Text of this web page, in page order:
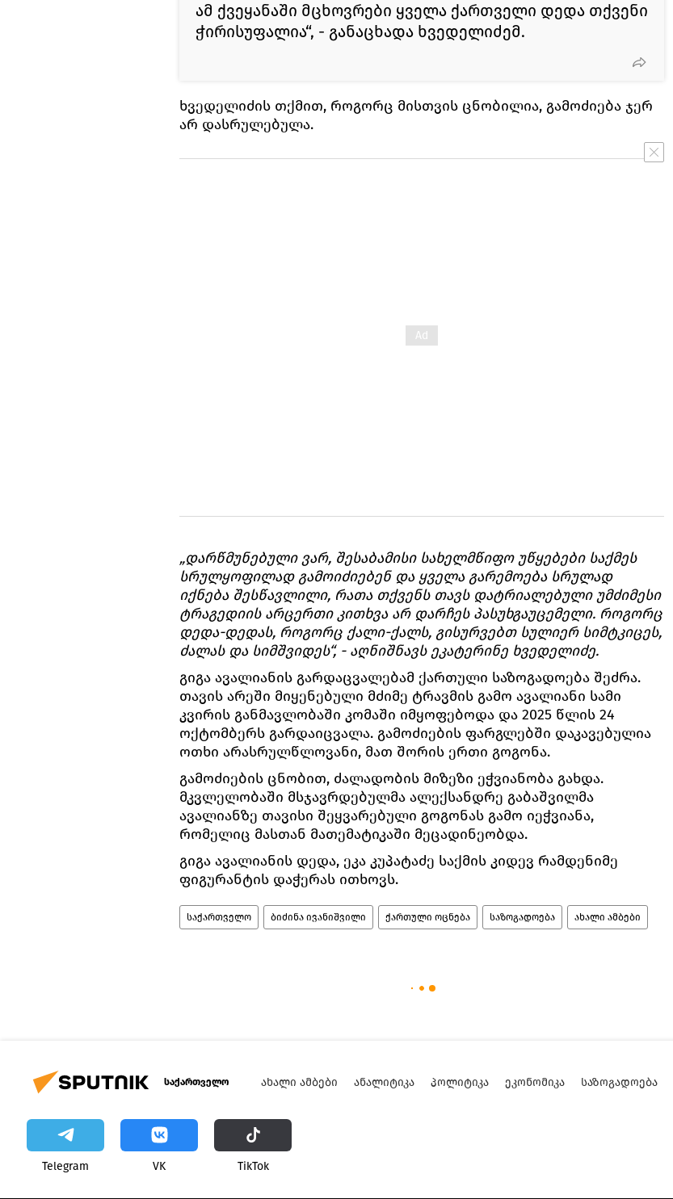
ამ ქვეყანაში მცხოვრები ყველა ქართველი დედა თქვენი
ჭირისუფალია“, - განაცხადა ხვედელიძემ.
ხვედელიძის თქმით, როგორც მისთვის ცნობილია, გამოძიება ჯერ
არ დასრულებულა.
„დარწმუნებული ვარ, შესაბამისი სახელმწიფო უწყებები საქმეს
სრულყოფილად გამოიძიებენ და ყველა გარემოება სრულად
იქნება შესწავლილი, რათა თქვენს თავს დატრიალებული უმძიმესი
ტრაგედიის არცერთი კითხვა არ დარჩეს პასუხგაუცემელი. როგორც
დედა-დედას, როგორც ქალი-ქალს, გისურვებთ სულიერ სიმტკიცეს,
ძალას და სიმშვიდეს“, - აღნიშნავს ეკატერინე ხვედელიძე.
გიგა ავალიანის გარდაცვალებამ ქართული საზოგადოება შეძრა.
თავის არეში მიყენებული მძიმე ტრავმის გამო ავალიანი სამი
კვირის განმავლობაში კომაში იმყოფებოდა და 2025 წლის 24
ოქტომბერს გარდაიცვალა. გამოძიების ფარგლებში დაკავებულია
ოთხი არასრულწლოვანი, მათ შორის ერთი გოგონა.
გამოძიების ცნობით, ძალადობის მიზეზი ეჭვიანობა გახდა.
მკვლელობაში მსჯავრდებულმა ალექსანდრე გაბაშვილმა
ავალიანზე თავისი შეყვარებული გოგონას გამო იეჭვიანა,
რომელიც მასთან მათემატიკაში მეცადინეობდა.
გიგა ავალიანის დედა, ეკა კუპატაძე საქმის კიდევ რამდენიმე
ფიგურანტის დაჭერას ითხოვს.
საქართველო ბიძინა ივანიშვილი ქართული ოცნება საზოგადოება ახალი ამბები
საქართველო ᲐᲮᲐᲚᲘ ᲐᲛᲑᲔᲑᲘ ᲐᲜᲐᲚᲘᲢᲘᲙᲐ ᲞᲝᲚᲘᲢᲘᲙᲐ ᲔᲙᲝᲜᲝᲛᲘᲙᲐ ᲡᲐᲖᲝᲒᲐᲓᲝᲔᲑᲐ
Telegram VK ТikТоk